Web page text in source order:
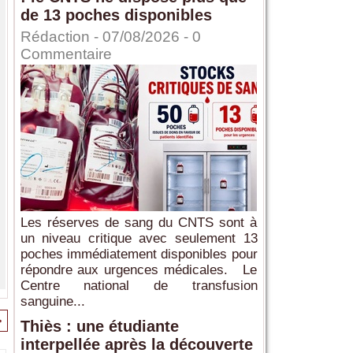
de 13 poches disponibles
Rédaction - 07/08/2026 - 0
Commentaire
Les réserves de sang du CNTS sont à
un niveau critique avec seulement 13
poches immédiatement disponibles pour
répondre aux urgences médicales. Le
Centre national de transfusion
sanguine...
Thiès : une étudiante
interpellée après la découverte